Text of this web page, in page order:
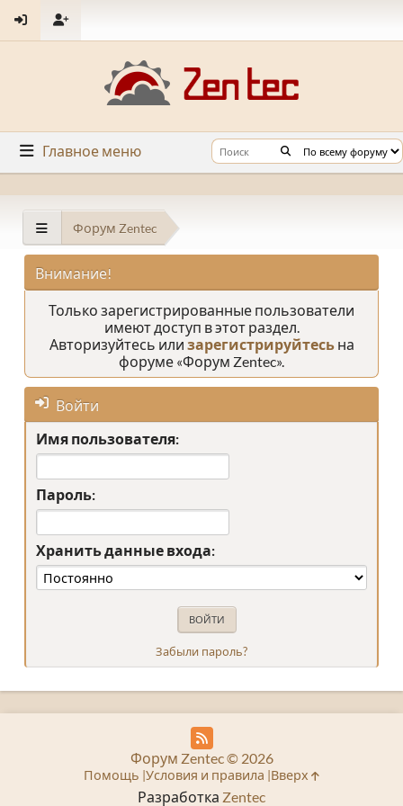
Главное меню
Форум Zentec
Внимание!
Только зарегистрированные пользователи
имеют доступ в этот раздел.
Авторизуйтесь или зарегистрируйтесьна
форуме «Форум Zentec».
Войти
Имя пользователя:
Пароль:
Хранить данные входа:
Забыли пароль?
Разработка Zentec
Форум Zentec © 2026
Помощь Условия и правила Вверх